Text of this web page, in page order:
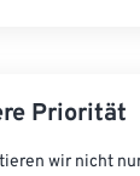
Priorität
wir nicht